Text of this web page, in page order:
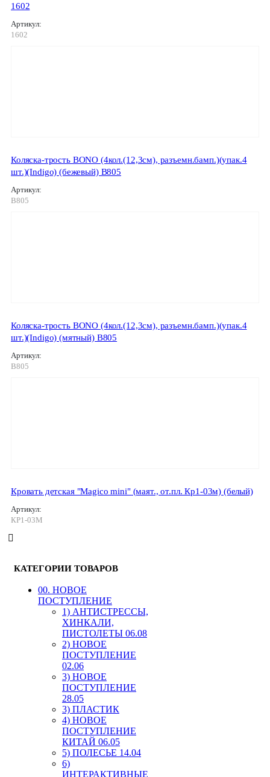
1602
Артикул:
1602
Коляска-трость BONO (4кол.(12,3см), разъемн.бамп.)(упак.4
шт.)(Indigo) (бежевый) B805
Артикул:
B805
Коляска-трость BONO (4кол.(12,3см), разъемн.бамп.)(упак.4
шт.)(Indigo) (мятный) B805
Артикул:
B805
Кровать детская "Magico mini" (маят., от.пл. Кр1-03м) (белый)
Артикул:
КР1-03М
КАТЕГОРИИ ТОВАРОВ
00. HОВОЕ
ПОСТУПЛЕНИЕ
1) АНТИСТРЕССЫ,
ХИНКАЛИ,
ПИСТОЛЕТЫ 06.08
2) НОВОЕ
ПОСТУПЛЕНИЕ
02.06
3) НОВОЕ
ПОСТУПЛЕНИЕ
28.05
3) ПЛАСТИК
4) НОВОЕ
ПОСТУПЛЕНИЕ
КИТАЙ 06.05
5) ПОЛЕСЬЕ 14.04
6)
ИНТЕРАКТИВНЫЕ